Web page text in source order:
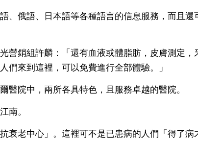
、俄語、日本語等各種語言的信息服務，而且還
營銷組許麟：「還有血液或體脂肪，皮膚測定，
們來到這裡，可以免費進行全部體驗。」
醫院中，兩所各具特色，且服務卓越的醫院。
南。
衰老中心」。這裡可不是已患病的人們「得了